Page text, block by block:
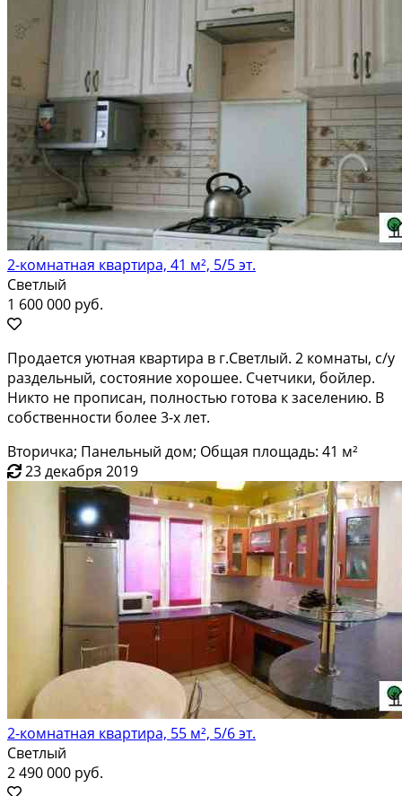
2-комнатная квартира, 41 м², 5/5 эт.
Светлый
1 600 000 руб.
Продается уютная квартира в г.Светлый. 2 комнаты, с/у
раздельный, состояние хорошее. Счетчики, бойлер.
Никто не прописан, полностью готова к заселению. В
собственности более 3-х лет.
Вторичка; Панельный дом; Общая площадь: 41 м²
23 декабря 2019
2-комнатная квартира, 55 м², 5/6 эт.
Светлый
2 490 000 руб.